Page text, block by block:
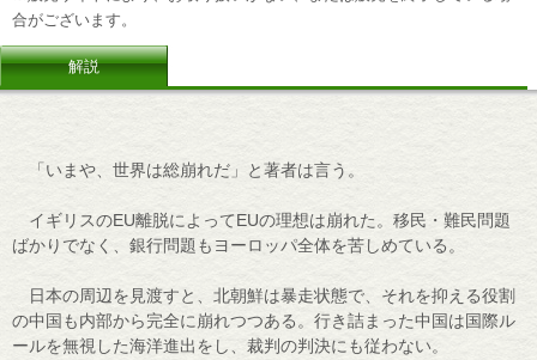
合がございます。
解説
「いまや、世界は総崩れだ」と著者は言う。
イギリスのEU離脱によってEUの理想は崩れた。移民・難民問題
ばかりでなく、銀行問題もヨーロッパ全体を苦しめている。
日本の周辺を見渡すと、北朝鮮は暴走状態で、それを抑える役割
の中国も内部から完全に崩れつつある。行き詰まった中国は国際ル
ールを無視した海洋進出をし、裁判の判決にも従わない。